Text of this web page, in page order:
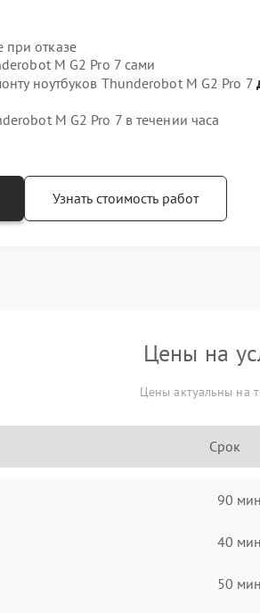
при отказе
M G2 Pro 7 сами
ноутбуков Thunderobot M G2 Pro 7
M G2 Pro 7 в течении часа
Узнать стоимость работ
Цены на
Цены актуальны на
Срок
90 мин
40 мин
50 мин